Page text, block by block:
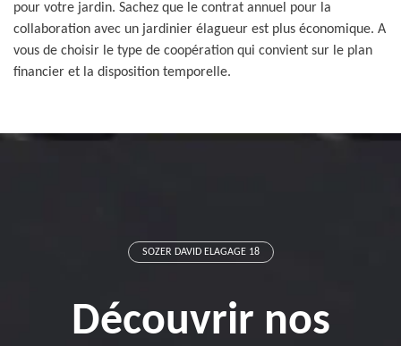
pour votre jardin. Sachez que le contrat annuel pour la
collaboration avec un jardinier élagueur est plus économique. A
vous de choisir le type de coopération qui convient sur le plan
financier et la disposition temporelle.
SOZER DAVID ELAGAGE 18
Découvrir nos